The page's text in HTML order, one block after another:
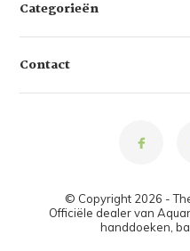
Categorieën
Contact
© Copyright 2026 -
Officiële dealer van
handdoeken,